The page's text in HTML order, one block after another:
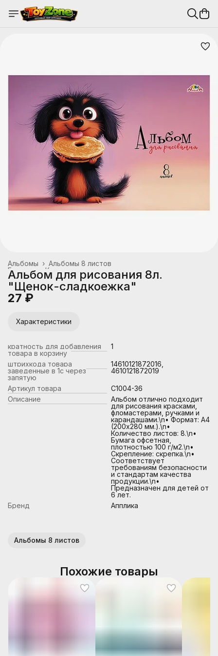
Альбомы 8 листов
Альбомы ›
Канцтовары, школьные принадлежности
Главная
Альбом для рисования 8л.
"Щенок-сладкоежка"
27 ₽
Характеристики
кратность для добавления
товара в корзину
1
штрихкода товара
заведенные в 1с через
запятую
14610121872016,
4610121872019
Артикул товара
С1004-36
Описание
Альбом отлично подходит
для рисования красками,
фломастерами, ручками и
карандашами.\n• Формат: А4
(200х280 мм.).\n•
Количество листов: 8.\n•
Бумага офсетная,
плотностью 100 г/м2.\n•
Скрепление: скрепка.\n•
Соответствует
требованиям безопасности
и стандартам качества
продукции.\n•
Предназначен для детей от
6 лет.
Бренд
Апплика
Альбомы 8 листов
Похожие товары